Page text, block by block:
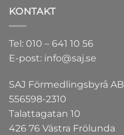
KONTAKT
Tel: 010 – 641 10 56
E-post: info@saj.se
SAJ Förmedlingsbyrå AB
556598-2310
Talattagatan 10
426 76 Västra Frölunda